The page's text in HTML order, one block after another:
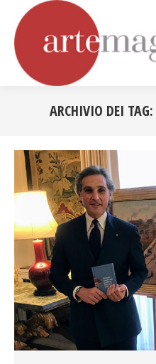
ARCHIVIO DEI TAG: